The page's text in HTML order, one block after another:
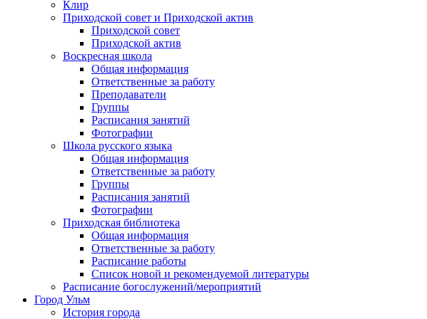
Клир
Приходской совет и Приходской актив
Приходской совет
Приходской актив
Воскресная школа
Общая информация
Ответственные за работу
Преподаватели
Группы
Расписания занятий
Фотографии
Школа русского языка
Общая информация
Ответственные за работу
Группы
Расписания занятий
Фотографии
Приходская библиотека
Общая информация
Ответственные за работу
Расписание работы
Список новой и рекомендуемой литературы
Расписание богослужений/мероприятий
Город Ульм
История города